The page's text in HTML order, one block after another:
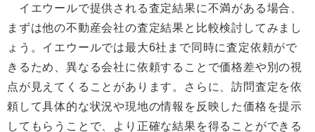
イエウールで提供される査定結果に不満がある場合、
まずは他の不動産会社の査定結果と比較検討してみまし
ょう。イエウールでは最大6社まで同時に査定依頼がで
きるため、異なる会社に依頼することで価格差や別の視
点が見えてくることがあります。さらに、訪問査定を依
頼して具体的な状況や現地の情報を反映した価格を提示
してもらうことで、より正確な結果を得ることができる